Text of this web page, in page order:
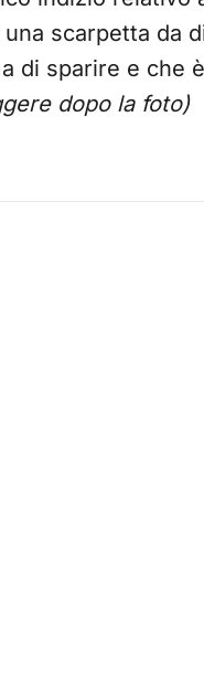
scarpetta da
di sparire e che
dopo la foto)